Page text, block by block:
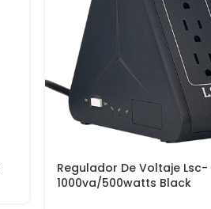
Regulador De Voltaje Lsc-
1000va/500watts Black